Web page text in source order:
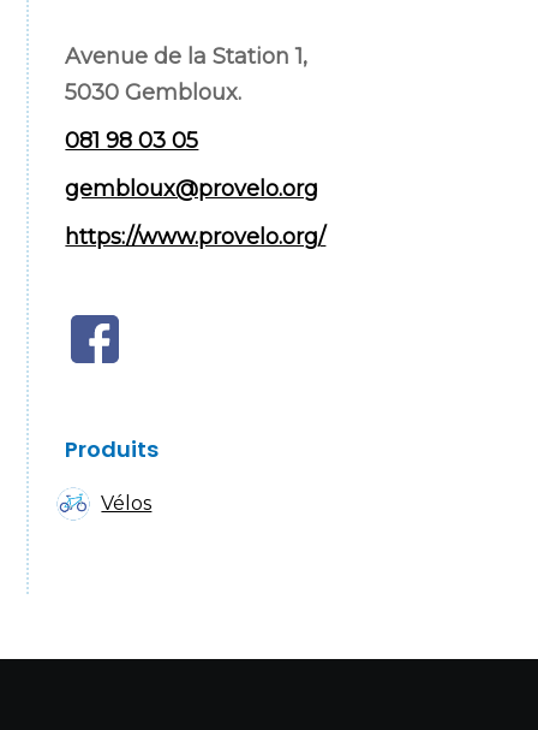
Avenue de la Station 1,
5030 Gembloux.
081 98 03 05
gembloux@provelo.org
https://www.provelo.org/
Produits
Vélos